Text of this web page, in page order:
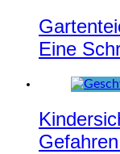
Eine